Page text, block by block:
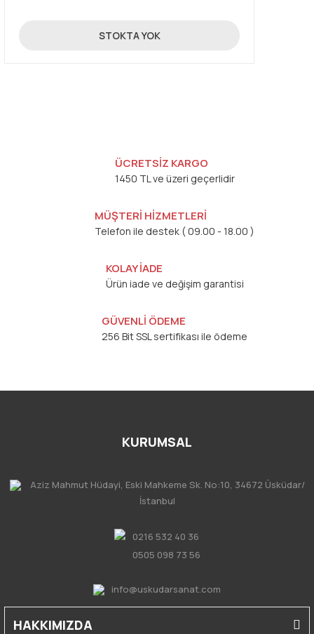
19,90 TL
STOKTA YOK
ÜCRETSİZ KARGO
1450 TL ve üzeri geçerlidir
MÜŞTERİ HİZMETLERİ
Telefon ile destek ( 09.00 - 18.00 )
KOLAY İADE
Ürün iade ve değişim garantisi
GÜVENLİ ÖDEME
256 Bit SSL sertifikası ile ödeme
KURUMSAL
Aziz Mahmut Hüdayi, Eski Mahkeme Sk. No:10, 34672 Üsküdar/
İstanbul
0216 532 40 36
0505 098 73 56
info@uskudarsanat.com
HAKKIMIZDA